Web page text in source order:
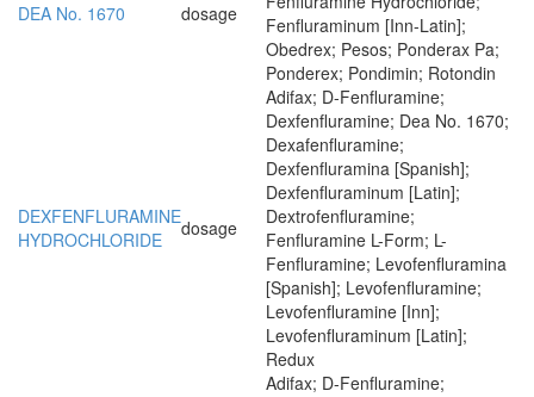
DEA No. 1670 dosage
Fenfluraminum [Inn-Latin];
Obedrex; Pesos; Ponderax Pa;
Ponderex; Pondimin; Rotondin
DEXFENFLURAMINE
HYDROCHLORIDE
dosage
Adifax; D-Fenfluramine;
Dexfenfluramine; Dea No. 1670;
Dexafenfluramine;
Dexfenfluramina [Spanish];
Dexfenfluraminum [Latin];
Dextrofenfluramine;
Fenfluramine L-Form; L-
Fenfluramine; Levofenfluramina
[Spanish]; Levofenfluramine;
Levofenfluramine [Inn];
Levofenfluraminum [Latin];
Redux
Adifax; D-Fenfluramine;